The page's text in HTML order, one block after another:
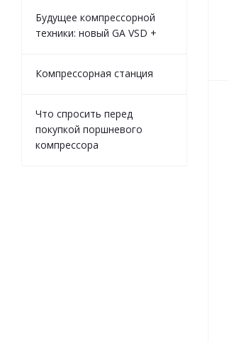
Будущее компрессорной
техники: новый GA VSD +
Компрессорная станция
Что спросить перед
покупкой поршневого
компрессора